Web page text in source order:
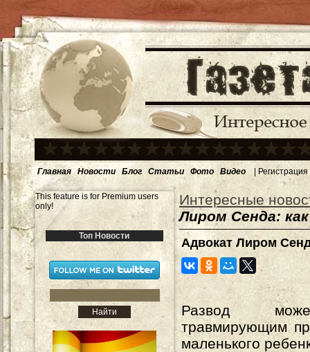
Главная Новости Блог Статьи Фото Видео | Регистрация
This feature is for Premium users
only!
Топ Новости
Интересные
Лиром Сенда:
Адвокат Лиром
Развод
травмирующим
маленького